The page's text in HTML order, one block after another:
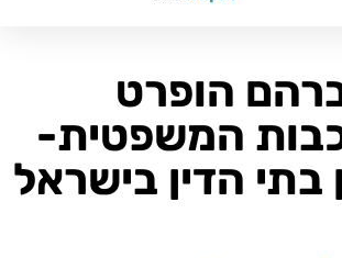
הופרט
המשפטית-
בתי הדין בישראל